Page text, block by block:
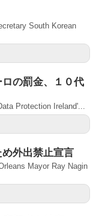
South Korean
の罰金、１０代
Protection Ireland'...
外出禁止宣言
Mayor Ray Nagin